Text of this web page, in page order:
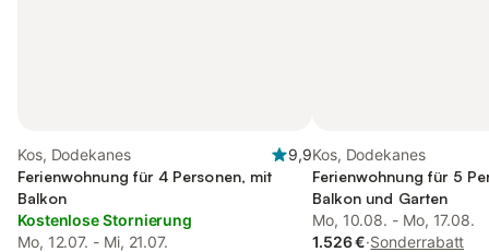
Kos, Dodekanes
9,9
Ferienwohnung für 4 Personen, mit
Balkon
Kostenlose Stornierung
Mo, 12.07. - Mi, 21.07.
Kos, Dodekanes
Ferienwohnung für 5
Balkon und Garten
Mo, 10.08. - Mo, 17.08.
1.526 €·Sonderrabatt